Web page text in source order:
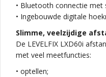
• Bluetooth connectie met
• Ingebouwde digitale
Slimme, veelzijdige
De LEVELFIX LXD60i
met veel meetfuncties:
• optellen;